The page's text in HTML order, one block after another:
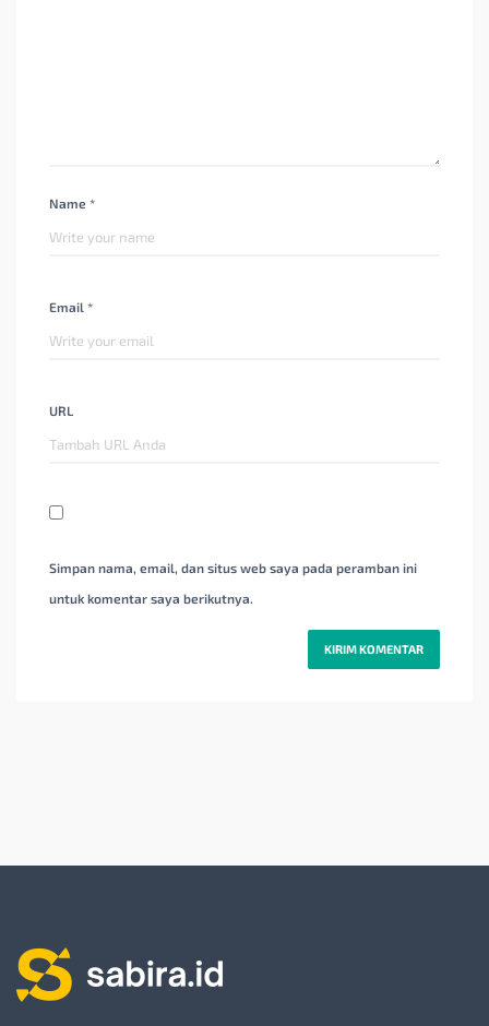
Name *
Email *
URL
Simpan nama, email, dan situs web saya pada peramban ini
untuk komentar saya berikutnya.